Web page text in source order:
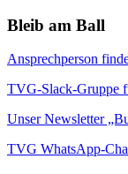
Bleib am Ball
Ansprechperson
TVG-Slack-Gruppe
Unser Newsletter
TVG WhatsApp-